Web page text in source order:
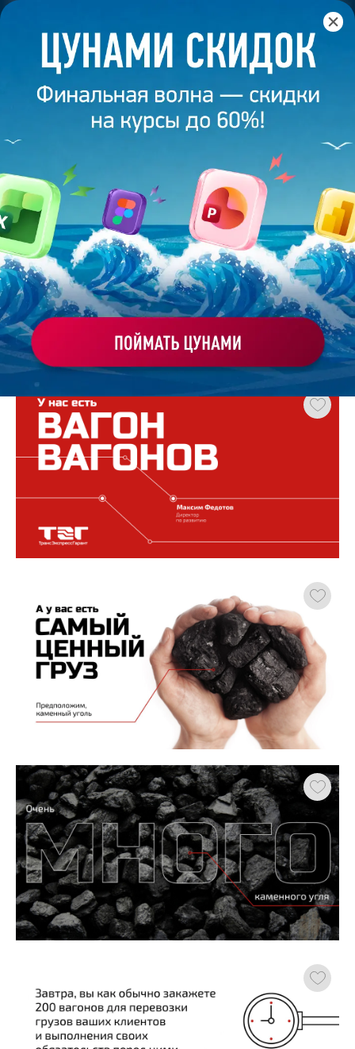
Главная /Банк слайдов / Презентация 121 – Разработана
студией Bonnie&Slide для ТрансЭкспрессГарант
ПРЕЗЕНТАЦИЯ 121 -
РАЗРАБОТАНА СТУДИЕЙ
BONNIE&SLIDE ДЛЯ
ТРАНСЭКСПРЕССГАРАНТ
Моё избранное
эксперта
ХОЧУ ЗАКАЗАТЬ ТАКУЮ ПРЕЗЕНТАЦИЮ